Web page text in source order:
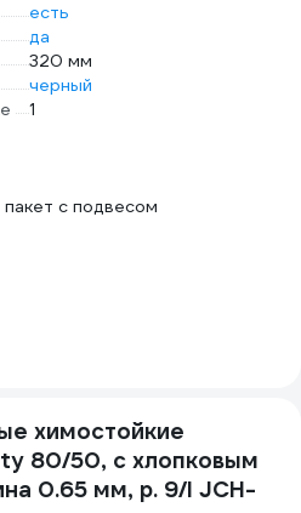
есть
да
320 мм
черный
1
с подвесом
химостойкие
80/50, с хлопковым
0.65 мм, р. 9/l JCH-